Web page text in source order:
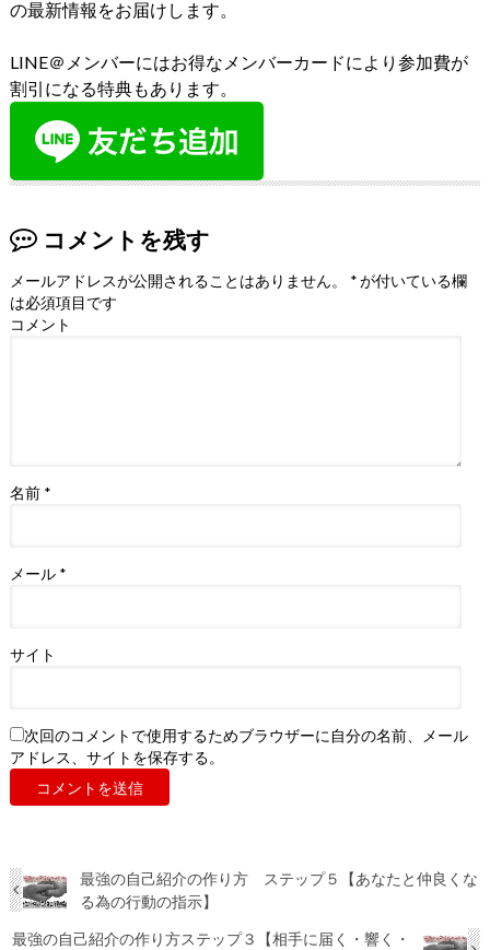
の最新情報をお届けします。
LINE＠メンバーにはお得なメンバーカードにより参加費が
割引になる特典もあります。
コメントを残す
メールアドレスが公開されることはありません。 *が付いている欄
は必須項目です
コメント
名前 *
メール *
サイト
次回のコメントで使用するためブラウザーに自分の名前、メール
アドレス、サイトを保存する。
最強の自己紹介の作り方 ステップ５【あなたと仲良くな
る為の行動の指示】
最強の自己紹介の作り方ステップ３【相手に届く・響く・